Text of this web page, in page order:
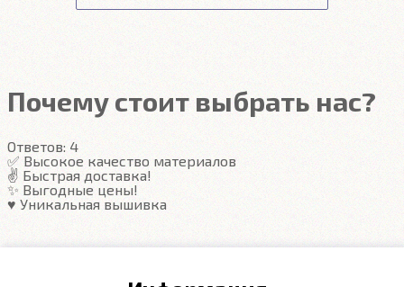
Передние ковры полностью закрывают место
Гарантия
Подробнее
Почему стоит выбрать нас?
Ответов: 4
✅ Высокое качество материалов
✌️ Быстрая доставка!
✨ Выгодные цены!
♥️ Уникальная вышивка